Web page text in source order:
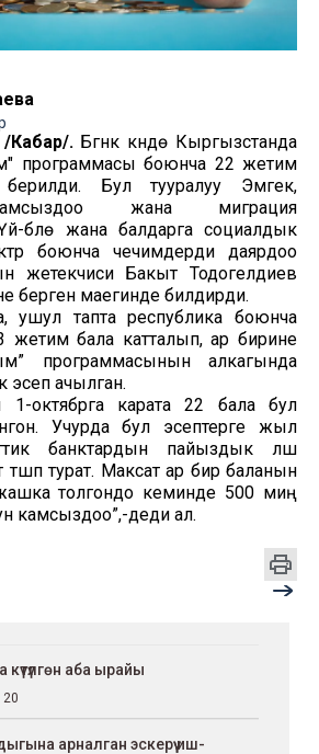
/Кабар/.Бүгүнкү күндө Кыргызстанда
программасы боюнча 22 жетим
Бул тууралуу Эмгек,
жана миграция
бүлө жана балдарга социалдык
боюнча чечимдерди даярдоо
жетекчиси Бакыт Тодогелдиев
берген маегинде билдирди.
ушул тапта республика боюнча
бала катталып, ар бирине
программасынын алкагында
эсеп ачылган.
1-октябрга карата 22 бала бул
Учурда бул эсептерге жыл
банктардын пайыздык үлүшү
турат. Максат ар бир баланын
толгондо кеминде 500 миң
камсыздоо”,-деди ал.
күтүлгөн аба ырайы
20
арналган эскерүү иш-